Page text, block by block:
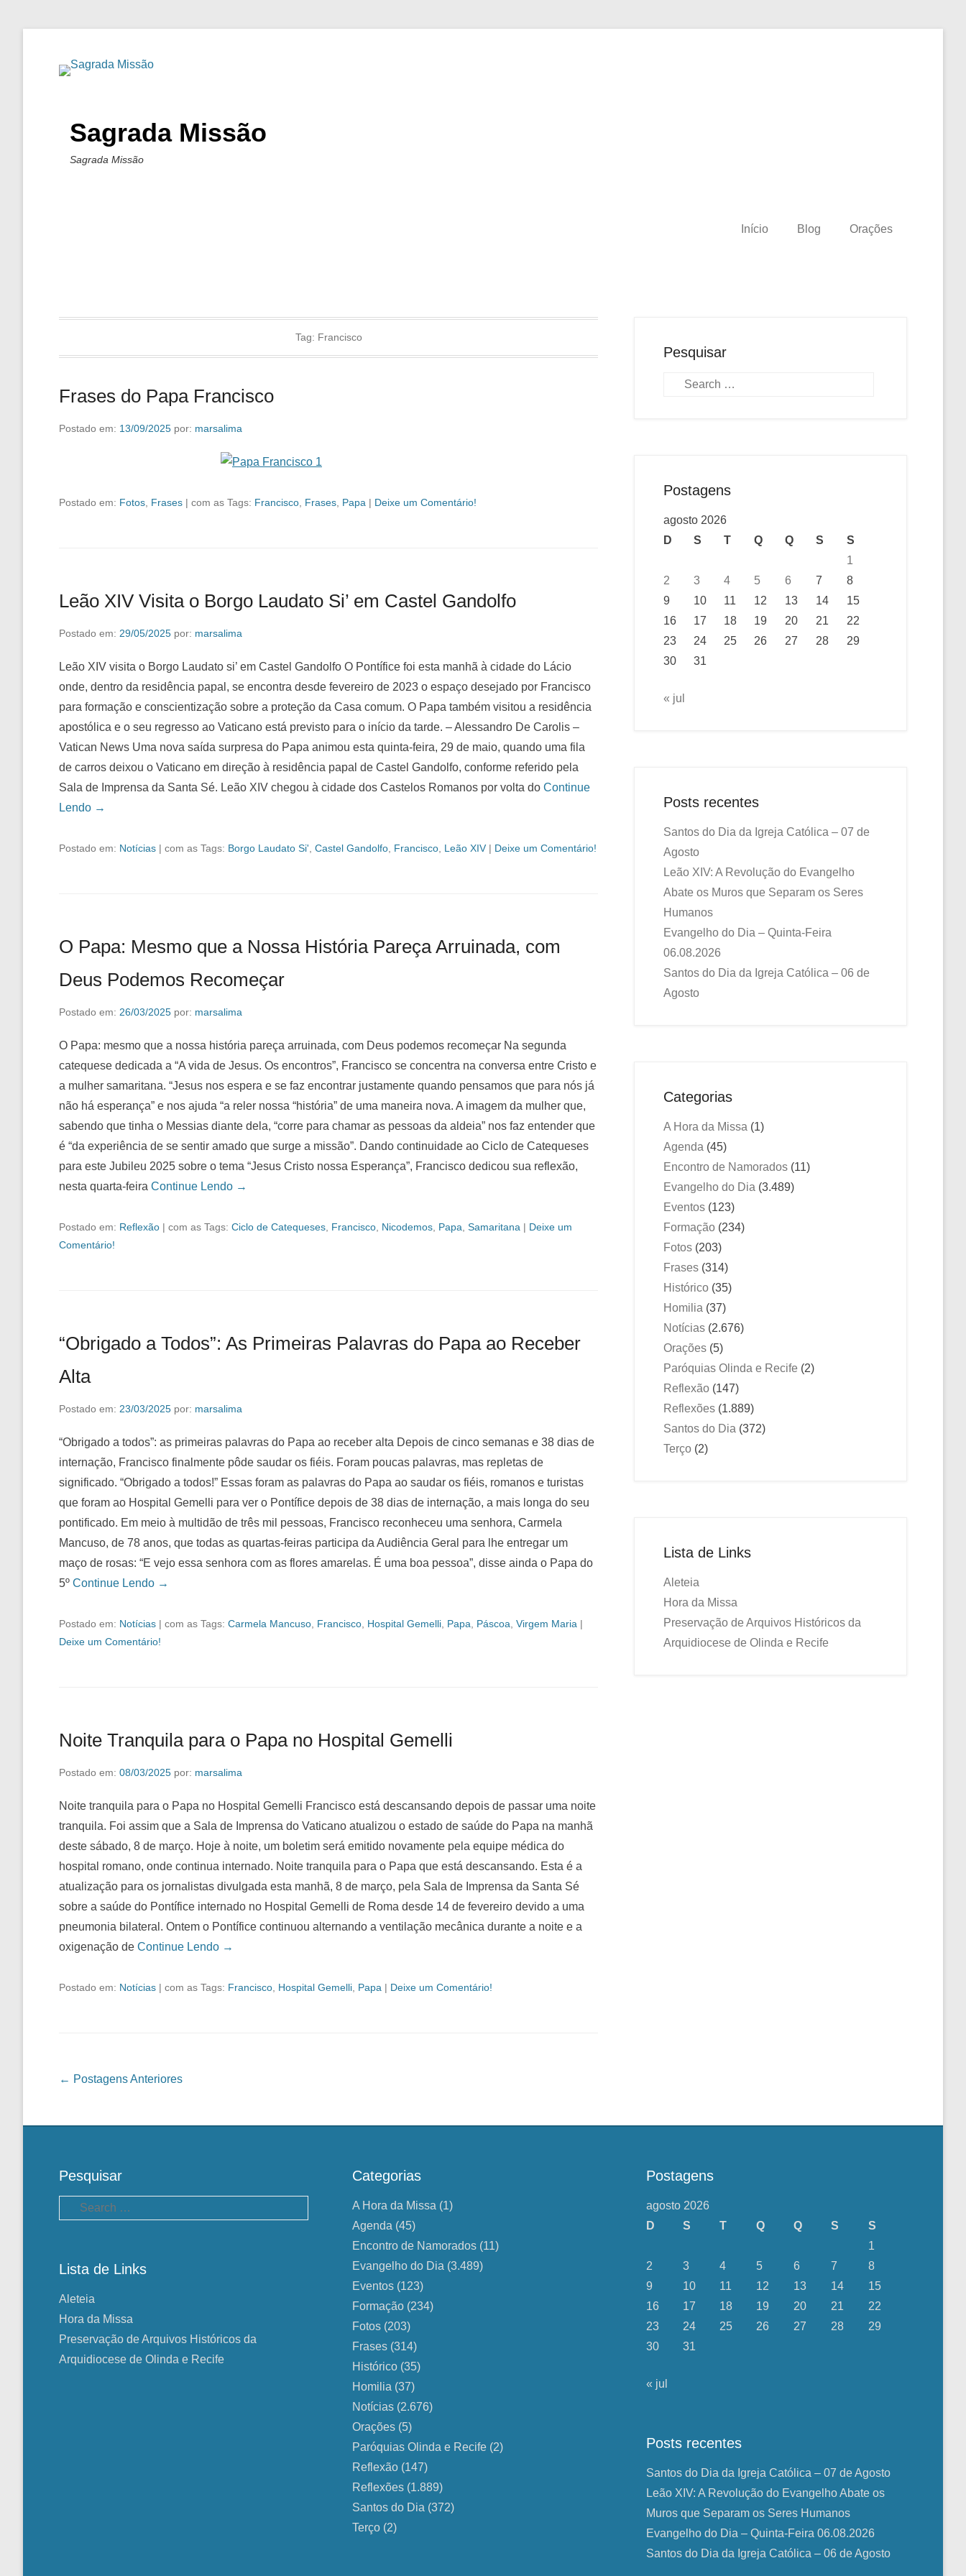
Sagrada Missão
Sagrada Missão
Início Blog Orações
Tag: Francisco
Frases do Papa Francisco
Postado em: 13/09/2025 por: marsalima
Postado em: Fotos Frases | com as Tags: Francisco Frases Papa | Deixe um Comentário!
Leão XIV Visita o Borgo Laudato Si’ em Castel Gandolfo
Postado em: 29/05/2025 por: marsalima
Leão XIV visita o Borgo Laudato si’ em Castel Gandolfo O Pontífice foi esta manhã à cidade do Lácio
onde, dentro da residência papal, se encontra desde fevereiro de 2023 o espaço desejado por Francisco
para formação e conscientização sobre a proteção da Casa comum. O Papa também visitou a residência
apostólica e o seu regresso ao Vaticano está previsto para o início da tarde. – Alessandro De Carolis –
Vatican News Uma nova saída surpresa do Papa animou esta quinta-feira, 29 de maio, quando uma fila
de carros deixou o Vaticano em direção à residência papal de Castel Gandolfo, conforme referido pela
Sala de Imprensa da Santa Sé. Leão XIV chegou à cidade dos Castelos Romanos por volta do Continue
Lendo →
Postado em: Notícias | com as Tags: Borgo Laudato Si' Castel Gandolfo Francisco Leão XIV | Deixe um Comentário!
O Papa: Mesmo que a Nossa História Pareça Arruinada, com
Deus Podemos Recomeçar
Postado em: 26/03/2025 por: marsalima
O Papa: mesmo que a nossa história pareça arruinada, com Deus podemos recomeçar Na segunda
catequese dedicada a “A vida de Jesus. Os encontros”, Francisco se concentra na conversa entre Cristo e
a mulher samaritana. “Jesus nos espera e se faz encontrar justamente quando pensamos que para nós já
não há esperança” e nos ajuda “a reler nossa “história” de uma maneira nova. A imagem da mulher que,
sabendo que tinha o Messias diante dela, “corre para chamar as pessoas da aldeia” nos faz entender que
é “da experiência de se sentir amado que surge a missão”. Dando continuidade ao Ciclo de Catequeses
para este Jubileu 2025 sobre o tema “Jesus Cristo nossa Esperança”, Francisco dedicou sua reflexão,
nesta quarta-feira Continue Lendo →
Postado em: Reflexão | com as Tags: Ciclo de Catequeses Francisco Nicodemos Papa Samaritana | Deixe um
Comentário!
“Obrigado a Todos”: As Primeiras Palavras do Papa ao Receber
Alta
Postado em: 23/03/2025 por: marsalima
“Obrigado a todos”: as primeiras palavras do Papa ao receber alta Depois de cinco semanas e 38 dias de
internação, Francisco finalmente pôde saudar os fiéis. Foram poucas palavras, mas repletas de
significado. “Obrigado a todos!” Essas foram as palavras do Papa ao saudar os fiéis, romanos e turistas
que foram ao Hospital Gemelli para ver o Pontífice depois de 38 dias de internação, a mais longa do seu
pontificado. Em meio à multidão de três mil pessoas, Francisco reconheceu uma senhora, Carmela
Mancuso, de 78 anos, que todas as quartas-feiras participa da Audiência Geral para lhe entregar um
maço de rosas: “E vejo essa senhora com as flores amarelas. É uma boa pessoa”, disse ainda o Papa do
5º Continue Lendo →
Postado em: Notícias | com as Tags: Carmela Mancuso Francisco Hospital Gemelli Papa Páscoa Virgem Maria |
Deixe um Comentário!
Noite Tranquila para o Papa no Hospital Gemelli
Postado em: 08/03/2025 por: marsalima
Noite tranquila para o Papa no Hospital Gemelli Francisco está descansando depois de passar uma noite
tranquila. Foi assim que a Sala de Imprensa do Vaticano atualizou o estado de saúde do Papa na manhã
deste sábado, 8 de março. Hoje à noite, um boletim será emitido novamente pela equipe médica do
hospital romano, onde continua internado. Noite tranquila para o Papa que está descansando. Esta é a
atualização para os jornalistas divulgada esta manhã, 8 de março, pela Sala de Imprensa da Santa Sé
sobre a saúde do Pontífice internado no Hospital Gemelli de Roma desde 14 de fevereiro devido a uma
pneumonia bilateral. Ontem o Pontífice continuou alternando a ventilação mecânica durante a noite e a
oxigenação de Continue Lendo →
Postado em: Notícias | com as Tags: Francisco Hospital Gemelli Papa | Deixe um Comentário!
Navegação das Postagens
← Postagens Anteriores
Pesquisar
Pesquisa
Postagens
agosto 2026
D
S T Q Q S
S
1
2
3 4 5 6 7
8
9
10 11 12 13 14
15
16
17 18 19 20 21
22
23
24 25 26 27 28
29
30
31
« jul
Posts recentes
Santos do Dia da Igreja Católica – 07 de
Agosto
Leão XIV: A Revolução do Evangelho
Abate os Muros que Separam os Seres
Humanos
Evangelho do Dia – Quinta-Feira
06.08.2026
Santos do Dia da Igreja Católica – 06 de
Agosto
Categorias
A Hora da Missa (1)
Agenda (45)
Encontro de Namorados (11)
Evangelho do Dia (3.489)
Eventos (123)
Formação (234)
Fotos (203)
Frases (314)
Histórico (35)
Homilia (37)
Notícias (2.676)
Orações (5)
Paróquias Olinda e Recife (2)
Reflexão (147)
Reflexões (1.889)
Santos do Dia (372)
Terço (2)
Lista de Links
Aleteia
Hora da Missa
Preservação de Arquivos Históricos da
Arquidiocese de Olinda e Recife
Pesquisar
Pesquisa
Lista de Links
Aleteia
Hora da Missa
Preservação de Arquivos Históricos da
Arquidiocese de Olinda e Recife
Categorias
A Hora da Missa (1)
Agenda (45)
Encontro de Namorados (11)
Evangelho do Dia (3.489)
Eventos (123)
Formação (234)
Fotos (203)
Frases (314)
Histórico (35)
Homilia (37)
Notícias (2.676)
Orações (5)
Paróquias Olinda e Recife (2)
Reflexão (147)
Reflexões (1.889)
Santos do Dia (372)
Terço (2)
Postagens
agosto 2026
D
S T Q Q S
S
1
2
3 4 5 6 7
8
9
10 11 12 13 14
15
16
17 18 19 20 21
22
23
24 25 26 27 28
29
30
31
« jul
Posts recentes
Santos do Dia da Igreja Católica – 07 de Agosto
Leão XIV: A Revolução do Evangelho Abate os
Muros que Separam os Seres Humanos
Evangelho do Dia – Quinta-Feira 06.08.2026
Santos do Dia da Igreja Católica – 06 de Agosto